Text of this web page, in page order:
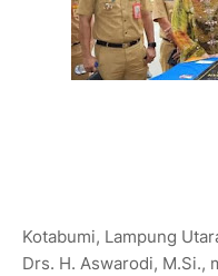
Kotabumi, Lampung
Drs. H. Aswarodi, M.Si.,